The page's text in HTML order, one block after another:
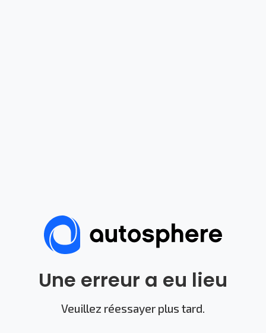
Une erreur a eu lieu
Veuillez réessayer plus tard.